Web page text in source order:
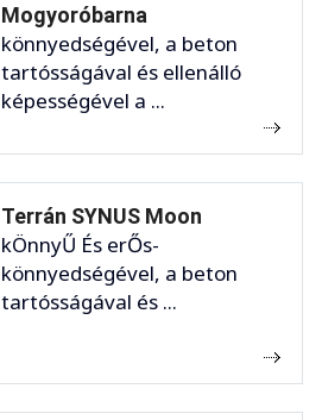
Mogyoróbarna
könnyedségével, a beton
tartósságával és ellenálló
képességével a ...
Terrán SYNUS Moon
kÖnnyŰ És erŐs-
könnyedségével, a beton
tartósságával és ...